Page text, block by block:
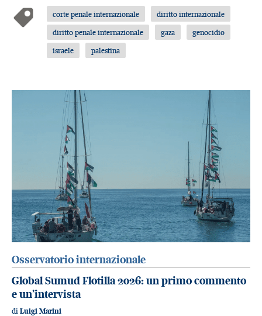
corte penale internazionale
diritto internazionale
diritto penale internazionale
gaza
genocidio
israele
palestina
Osservatorio internazionale
Global Sumud Flotilla 2026: un primo commento
e un’intervista
di Luigi Marini